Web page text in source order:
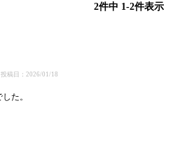
2件中 1-2件表示
投稿日 2026/01/18
た。